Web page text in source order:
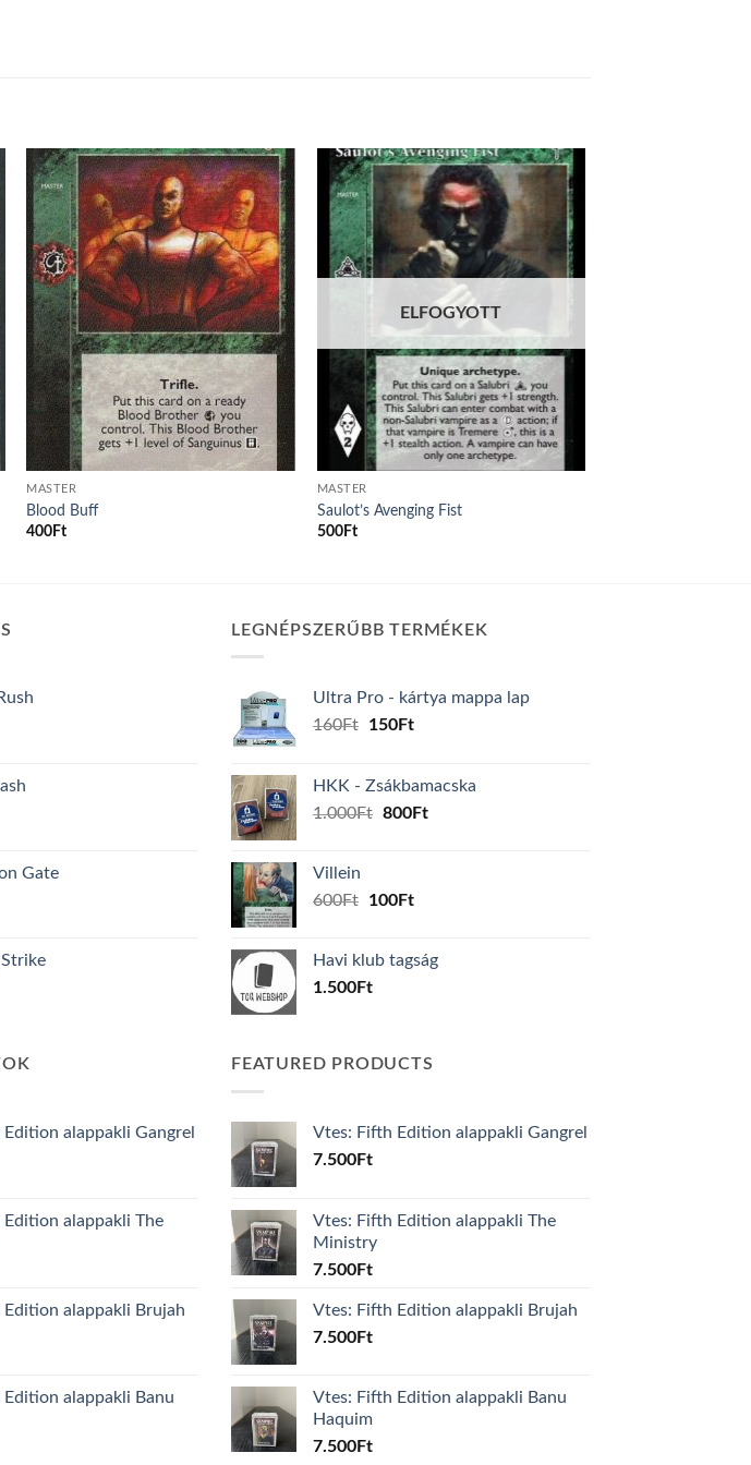
Add to
wishlist
MASTER
Blood Buff
400 Ft
ELFOGYOTT
MASTER
Saulot’s Avenging Fist
500Ft
Gate
LEGNÉPSZERŰBB TERMÉKEK
Ultra Pro - kártya mappa lap
160Ft
Original
160Ft.
150FtCurrent
150Ft.
HKK - Zsákbamacska
1.000Ft Original
800FtCurrent
Villein
600Ft
Original
600Ft.
100FtCurrent
100Ft.
Havi klub tagság
1.500Ft
alappakli Gangrel
alappakli The
alappakli Brujah
alappakli Banu
FEATURED PRODUCTS
Vtes: Fifth Edition alappakli Gangrel
7.500Ft
Vtes: Fifth Edition alappakli The
Ministry
7.500Ft
Vtes: Fifth Edition alappakli Brujah
7.500Ft
Vtes: Fifth Edition alappakli Banu
Haquim
7.500Ft